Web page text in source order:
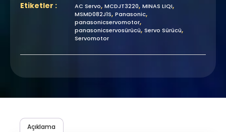
Etiketler : AC Servo, MCDJT3220, MINAS LIQI,
MSMD082J1S, Panasonic,
panasonicservomotor,
panasonicservosürücü, Servo Sürücü,
Servomotor
Açıklama